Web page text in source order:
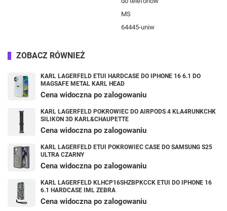
MS
64445-uniw
ZOBACZ RÓWNIEŻ
KARL LAGERFELD ETUI HARDCASE DO IPHONE 16 6.1 DO
MAGSAFE METAL KARL HEAD
Cena widoczna po zalogowaniu
KARL LAGERFELD POKROWIEC DO AIRPODS 4 KLA4RUNKCHK
SILIKON 3D KARL&CHAUPETTE
Cena widoczna po zalogowaniu
KARL LAGERFELD ETUI POKROWIEC CASE DO SAMSUNG S25
ULTRA CZARNY
Cena widoczna po zalogowaniu
KARL LAGERFELD KLHCP16SHZBPKCCK ETUI DO IPHONE 16
6.1 HARDCASE IML ZEBRA
Cena widoczna po zalogowaniu